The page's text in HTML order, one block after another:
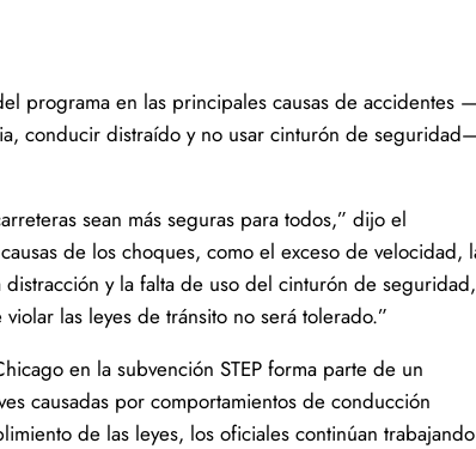
programa en las principales causas de accidentes
conducir distraído y no usar cinturón de
sean más seguras para todos,” dijo el
de los choques, como el exceso de velocidad,
y la falta de uso del cinturón de seguridad,
las leyes de tránsito no será tolerado.”
en la subvención STEP forma parte de un
causadas por comportamientos de conducción
de las leyes, los oficiales continúan trabajando